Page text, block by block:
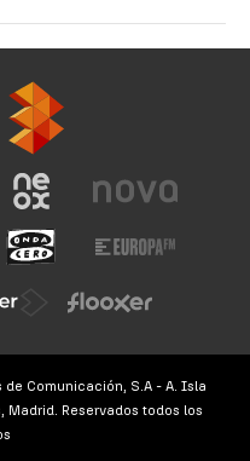
Comunicación, S.A - A. Isla
Madrid. Reservados todos los